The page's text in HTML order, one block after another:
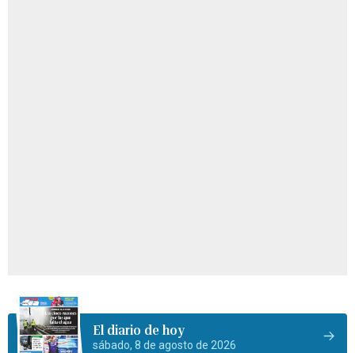
El diario de hoy
sábado, 8 de agosto de 2026